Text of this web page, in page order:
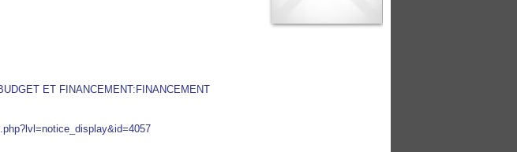
ET FINANCEMENT:FINANCEMENT